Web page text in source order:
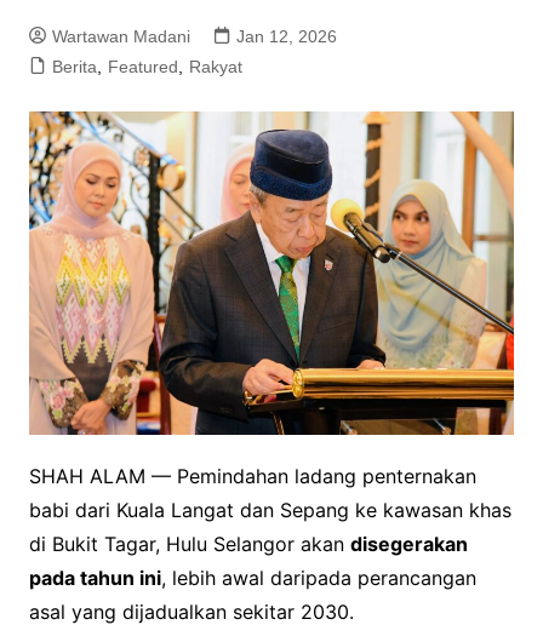
Wartawan Madani
Jan 12, 2026
Berita, Featured, Rakyat
SHAH ALAM — Pemindahan ladang penternakan
babi dari Kuala Langat dan Sepang ke kawasan khas
di Bukit Tagar, Hulu Selangor akan disegerakan
pada tahun ini, lebih awal daripada perancangan
asal yang dijadualkan sekitar 2030.